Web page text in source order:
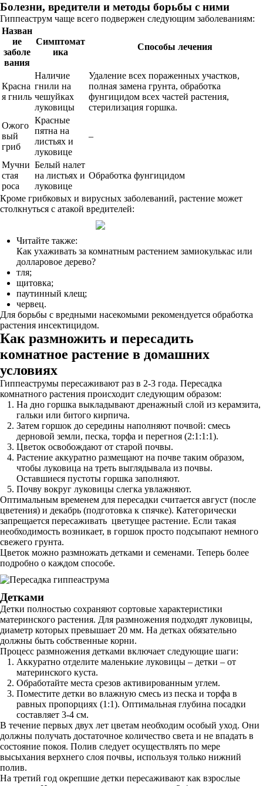
Болезни, вредители и методы борьбы с ними
Гиппеаструм чаще всего подвержен следующим заболеваниям:
Назван
ие
заболе
вания
Симптомат
ика
Способы лечения
Красна
я гниль
Наличие
гнили на
чешуйках
луковицы
Удаление всех пораженных участков,
полная замена грунта, обработка
фунгицидом всех частей растения,
стерилизация горшка.
Ожого
вый
гриб
Красные
пятна на
листьях и
луковице
–
Мучни
стая
роса
Белый налет
на листьях и
луковице
Обработка фунгицидом
Кроме грибковых и вирусных заболеваний, растение может
столкнуться с атакой вредителей:
Читайте также:
Как ухаживать за комнатным растением замиокулькас или
долларовое дерево?
тля;
щитовка;
паутинный клещ;
червец.
Для борьбы с вредными насекомыми рекомендуется обработка
растения инсектицидом.
Как размножить и пересадить
комнатное растение в домашних
условиях
Гиппеаструмы пересаживают раз в 2-3 года. Пересадка
комнатного растения происходит следующим образом:
На дно горшка выкладывают дренажный слой из керамзита,
гальки или битого кирпича.
Затем горшок до середины наполняют почвой: смесь
дерновой земли, песка, торфа и перегноя (2:1:1:1).
Цветок освобождают от старой почвы.
Растение аккуратно размещают на почве таким образом,
чтобы луковица на треть выглядывала из почвы.
Оставшиеся пустоты горшка заполняют.
Почву вокруг луковицы слегка увлажняют.
Оптимальным временем для пересадки считается август (после
цветения) и декабрь (подготовка к спячке). Категорически
запрещается пересаживать цветущее растение. Если такая
необходимость возникает, в горшок просто подсыпают немного
свежего грунта.
Цветок можно размножать детками и семенами. Теперь более
подробно о каждом способе.
Детками
Детки полностью сохраняют сортовые характеристики
материнского растения. Для размножения подходят луковицы,
диаметр которых превышает 20 мм. На детках обязательно
должны быть собственные корни.
Процесс размножения детками включает следующие шаги:
Аккуратно отделите маленькие луковицы – детки – от
материнского куста.
Обработайте места срезов активированным углем.
Поместите детки во влажную смесь из песка и торфа в
равных пропорциях (1:1). Оптимальная глубина посадки
составляет 3-4 см.
В течение первых двух лет цветам необходим особый уход. Они
должны получать достаточное количество света и не впадать в
состояние покоя. Полив следует осуществлять по мере
высыхания верхнего слоя почвы, используя только нижний
полив.
На третий год окрепшие детки пересаживают как взрослые